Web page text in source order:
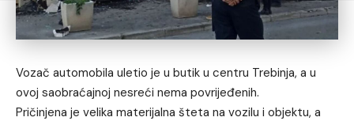
Vozač automobila uletio je u butik u centru Trebinja, a u
ovoj saobraćajnoj nesreći nema povrijeđenih.
Pričinjena je velika materijalna šteta na vozilu i objektu, a